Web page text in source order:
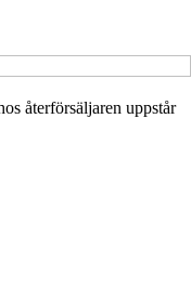
återförsäljaren uppstår